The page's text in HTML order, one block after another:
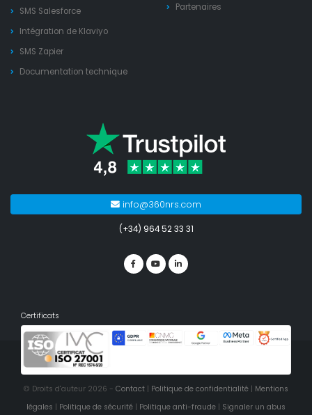
SMS Salesforce
Intégration de Klaviyo
SMS Zapier
Documentation technique
Partenaires
info@360nrs.com
(+34) 964 52 33 31
Certificats
© Droits d'auteur 2026 - Contact | Politique de confidentialité | Mentions
légales | Politique de sécurité | Politique anti-fraude | Signaler un abus